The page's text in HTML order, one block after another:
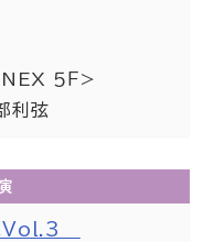
５Ｆ>
利弦
Vol.3